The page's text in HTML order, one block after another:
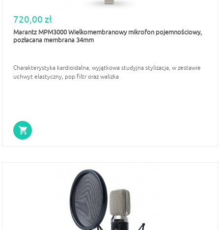
720,00 zł
Marantz MPM3000 Wielkomembranowy mikrofon pojemnościowy,
pozłacana membrana 34mm
Charakterystyka kardioidalna, wyjątkowa studyjna stylizacja, w zestawie
uchwyt elastyczny, pop filtr oraz walizka